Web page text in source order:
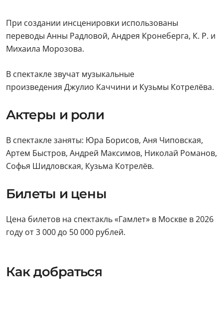
При создании инсценировки использованы
переводы Анны Радловой, Андрея Кронеберга, К. Р. и
Михаила Морозова.
В спектакле звучат музыкальные
произведения Джулио Каччини и Кузьмы Котрелёва.
Актеры и роли
В спектакле заняты: Юра Борисов, Аня Чиповская,
Артем Быстров, Андрей Максимов, Николай Романов,
Софья Шидловская, Кузьма Котрелёв.
Билеты и цены
Цена билетов на спектакль «Гамлет» в Москве в 2026
году от 3 000 до 50 000 рублей.
Как добраться